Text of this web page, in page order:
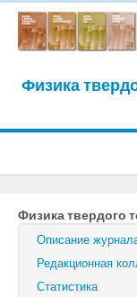
Физика
Журнал
Письма в
Физика
Физика твердого
Описание
Редакционная
Статистика